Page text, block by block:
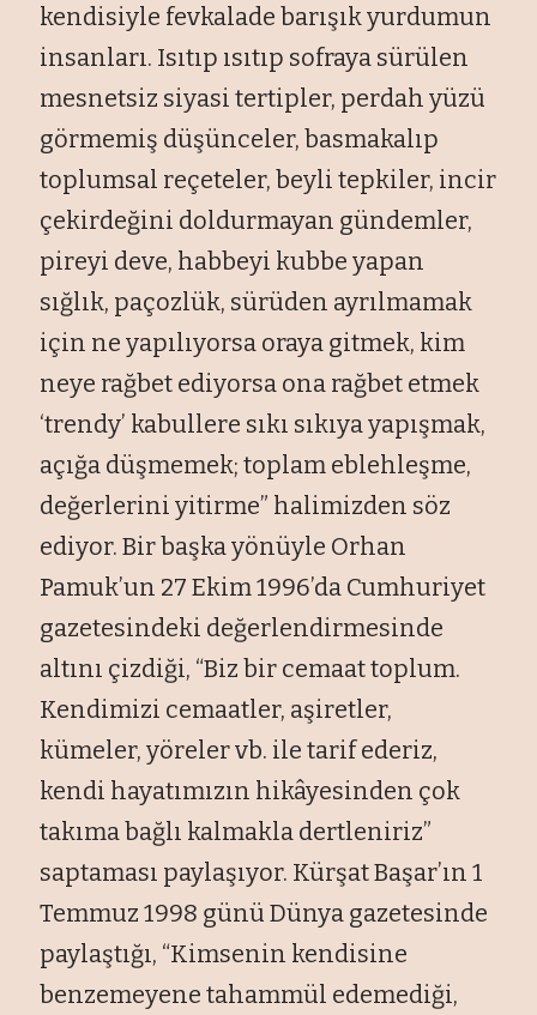
kendisiyle fevkalade barışık yurdumun
insanları. Isıtıp ısıtıp sofraya sürülen
mesnetsiz siyasi tertipler, perdah yüzü
görmemiş düşünceler, basmakalıp
toplumsal reçeteler, beyli tepkiler, incir
çekirdeğini doldurmayan gündemler,
pireyi deve, habbeyi kubbe yapan
sığlık, paçozlük, sürüden ayrılmamak
için ne yapılıyorsa oraya gitmek, kim
neye rağbet ediyorsa ona rağbet etmek
‘trendy’ kabullere sıkı sıkıya yapışmak,
açığa düşmemek; toplam eblehleşme,
değerlerini yitirme” halimizden söz
ediyor. Bir başka yönüyle Orhan
Pamuk’un 27 Ekim 1996’da Cumhuriyet
gazetesindeki değerlendirmesinde
altını çizdiği, “Biz bir cemaat toplum.
Kendimizi cemaatler, aşiretler,
kümeler, yöreler vb. ile tarif ederiz,
kendi hayatımızın hikâyesinden çok
takıma bağlı kalmakla dertleniriz”
saptaması paylaşıyor. Kürşat Başar’ın 1
Temmuz 1998 günü Dünya gazetesinde
paylaştığı, “Kimsenin kendisine
benzemeyene tahammül edemediği,